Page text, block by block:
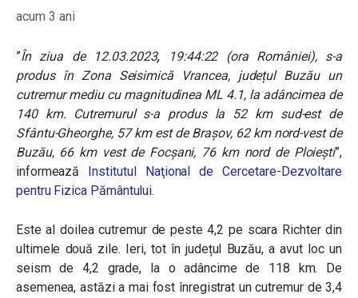
acum 3 ani
”În ziua de 12.03.2023,
19:44:22 (ora României), s-a
produs în Zona Seisimică Vrancea, județul Buzău un
cutremur mediu cu magnitudinea ML 4.1, la adâncimea de
140 km. Cutremurul s-a produs la 52 km sud-est de
Sfântu-Gheorghe, 57 km est de Brașov, 62 km nord-vest de
Buzău, 66 km vest de Focșani, 76 km nord de Ploiești”,
informează Institutul Naţional de Cercetare-Dezvoltare
pentru Fizica Pământului.
Este al doilea cutremur de peste 4,2 pe scara Richter din
ultimele două zile. Ieri, tot în județul Buzău, a avut loc un
seism de 4,2 grade, la o adâncime de 118 km. De
asemenea, astăzi a mai fost înregistrat un cutremur de 3,4